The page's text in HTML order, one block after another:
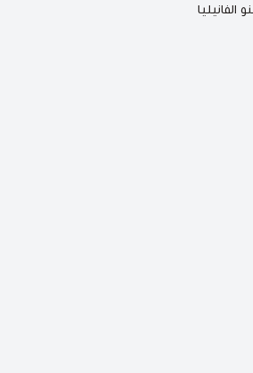
الفانيليا